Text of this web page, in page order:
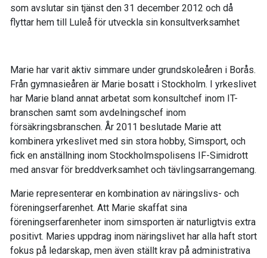
som avslutar sin tjänst den 31 december 2012 och då
flyttar hem till Luleå för utveckla sin konsultverksamhet
Marie har varit aktiv simmare under grundskoleåren i Borås.
Från gymnasieåren är Marie bosatt i Stockholm. I yrkeslivet
har Marie bland annat arbetat som konsultchef inom IT-
branschen samt som avdelningschef inom
försäkringsbranschen. År 2011 beslutade Marie att
kombinera yrkeslivet med sin stora hobby, Simsport, och
fick en anställning inom Stockholmspolisens IF-Simidrott
med ansvar för breddverksamhet och tävlingsarrangemang.
Marie representerar en kombination av näringslivs- och
föreningserfarenhet. Att Marie skaffat sina
föreningserfarenheter inom simsporten är naturligtvis extra
positivt. Maries uppdrag inom näringslivet har alla haft stort
fokus på ledarskap, men även ställt krav på administrativa